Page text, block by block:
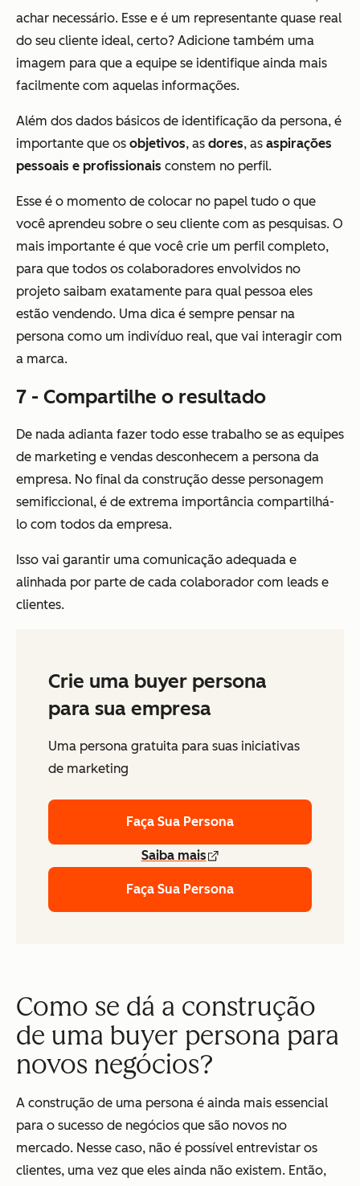
achar necessário. Esse e é um representante quase real
do seu cliente ideal, certo? Adicione também uma
imagem para que a equipe se identifique ainda mais
facilmente com aquelas informações.
Além dos dados básicos de identificação da persona, é
importante que os objetivos, as dores, as aspirações
pessoais e profissionais constem no perfil.
Esse é o momento de colocar no papel tudo o que
você aprendeu sobre o seu cliente com as pesquisas. O
mais importante é que você crie um perfil completo,
para que todos os colaboradores envolvidos no
projeto saibam exatamente para qual pessoa eles
estão vendendo. Uma dica é sempre pensar na
persona como um indivíduo real, que vai interagir com
a marca.
7 - Compartilhe o resultado
De nada adianta fazer todo esse trabalho se as equipes
de marketing e vendas desconhecem a persona da
empresa. No final da construção desse personagem
semificcional, é de extrema importância compartilhá-
lo com todos da empresa.
Isso vai garantir uma comunicação adequada e
alinhada por parte de cada colaborador com leads e
clientes.
Crie uma buyer persona
para sua empresa
Uma persona gratuita para suas iniciativas
de marketing
Faça Sua Persona
Saiba mais
Faça Sua Persona
Como se dá a construção
de uma buyer persona para
novos negócios?
A construção de uma persona é ainda mais essencial
para o sucesso de negócios que são novos no
mercado. Nesse caso, não é possível entrevistar os
clientes, uma vez que eles ainda não existem. Então,